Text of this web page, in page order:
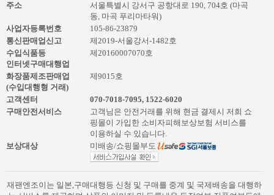
주소
서울특별시 강서구 공항대로 190, 704호 (마곡
동, 마곡 푸리마타워)
사업자등록번호
105-86-23879
통신판매업신고
제2019-서울강서-1482호
수입식품등
인터넷구매대행업
제20160007070호
화장품제조판매업
(수입대행형 거래)
제9015호
고객센터 070-7018-7095, 1522-6020
구매안전서비스
고객님은 안전거래를 위해 현금 결제시 저희 쇼
핑몰이 가입한 소비자피해보상보험 서비스를
이용하실 수 있습니다.
보상대상
미배송/쇼핑몰부도
재팬엔조이는 일본,구매대행등 신청 및 구매를 중계 및 국제배송을 대행하